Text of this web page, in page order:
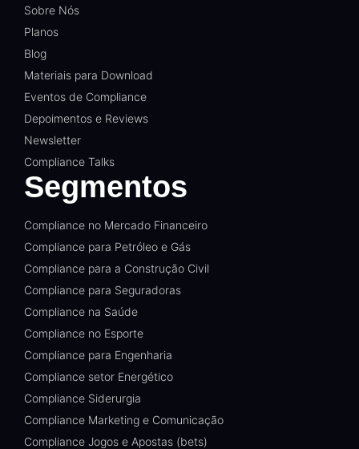
Sobre Nós
Planos
Blog
Materiais para Download
Eventos de Compliance
Depoimentos e Reviews
Newsletter
Compliance Talks
Segmentos
Compliance no Mercado Financeiro
Compliance para Petróleo e Gás
Compliance para a Construção Civil
Compliance para Seguradoras
Compliance na Saúde
Compliance no Esporte
Compliance para Engenharia
Compliance setor Energético
Compliance Siderurgia
Compliance Marketing e Comunicação
Compliance Jogos e Apostas (bets)